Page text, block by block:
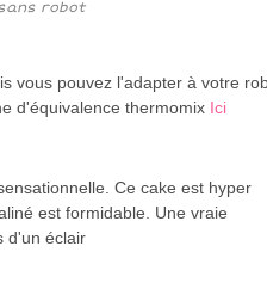
robot
vous pouvez l'adapter à votre
d'équivalence thermomix Ici
Ce cake est hyper
est formidable. Une vraie
d'un éclair